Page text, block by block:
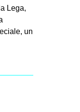
Lega,
un